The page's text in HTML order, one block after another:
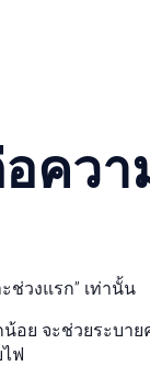
ควา
ช่วงแรก” เท่านั้น
อย จะช่วยระบา
ฟ